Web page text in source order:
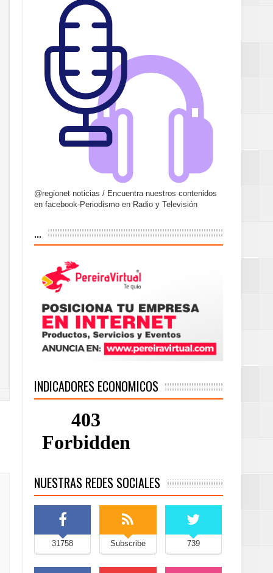
@regionet noticias / Encuentra nuestros contenidos
en facebook-Periodismo en Radio y Televisión
...
INDICADORES ECONOMICOS
NUESTRAS REDES SOCIALES
31758 Subscribe 739